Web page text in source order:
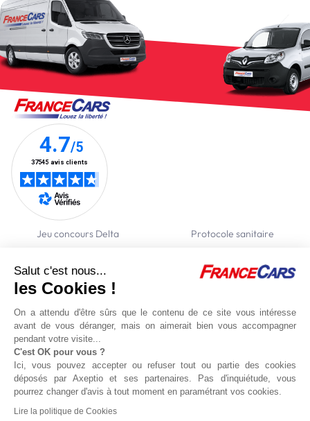
Salut c'est nous...
les Cookies !
On a attendu d'être sûrs que le contenu de ce site vous intéresse
avant de vous déranger, mais on aimerait bien vous accompagner
pendant votre visite...
C'est OK pour vous ?
Ici, vous pouvez accepter ou refuser tout ou partie des cookies
déposés par Axeptio et ses partenaires. Pas d'inquiétude, vous
pourrez changer d'avis à tout moment en paramétrant vos cookies.
Lire la politique de Cookies
Jeu concours Delta
Protocole sanitaire
Actualités
Recrutement
Nous contacter
Location voitures Location utilitaires
Gestion des
Conditions de réservation en ligne
Conditions générales
Mentions
légales
Politique de gestion des cookies
© France Cars 2026 -